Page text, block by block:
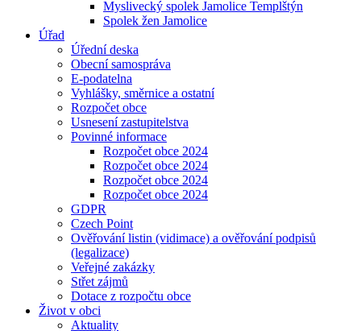
Myslivecký spolek Jamolice Templštýn
Spolek žen Jamolice
Úřad
Úřední deska
Obecní samospráva
E-podatelna
Vyhlášky, směrnice a ostatní
Rozpočet obce
Usnesení zastupitelstva
Povinné informace
Rozpočet obce 2024
Rozpočet obce 2024
Rozpočet obce 2024
Rozpočet obce 2024
GDPR
Czech Point
Ověřování listin (vidimace) a ověřování podpisů
(legalizace)
Veřejné zakázky
Střet zájmů
Dotace z rozpočtu obce
Život v obci
Aktuality